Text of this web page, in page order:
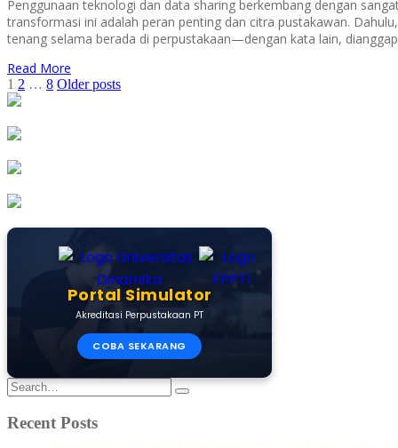
Penggunaan teknologi dan data sharing berkembang dengan
transformasi ini adalah peran penting dan citra pustakawan.
tenang selama berada di perpustakaan—dengan kata lain,
Read More
Posts
pagination
1 2 … 8 Older posts
Portal Simulator
Akreditasi Perpustakaan PT
COBA SEKARANG
Search
for:
Recent Posts